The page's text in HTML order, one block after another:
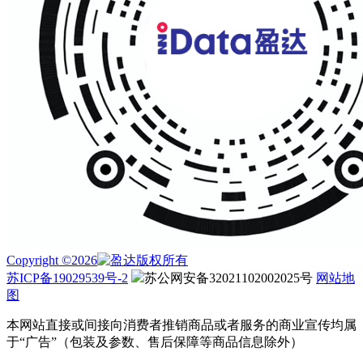
Copyright ©2026
版权所有
苏ICP备19029539号-2
苏公网安备32021102002025号 网站地
图
本网站直接或间接向消费者推销商品或者服务的商业宣传均属
于“广告”（包装及参数、售后保障等商品信息除外）